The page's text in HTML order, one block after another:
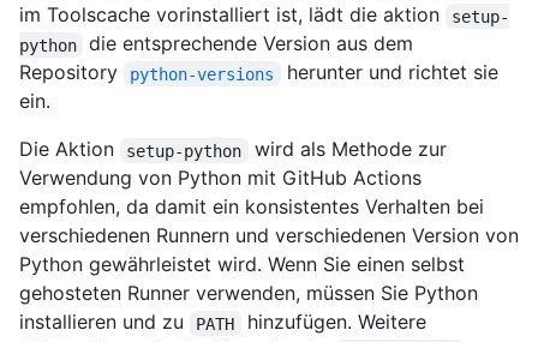
im Toolscache vorinstalliert ist, lädt die aktion
setup-
python
die entsprechende Version aus dem
Repository
python-versions
herunter und richtet sie
ein.
Die Aktion
setup-python
wird als Methode zur
Verwendung von Python mit GitHub Actions
empfohlen, da damit ein konsistentes Verhalten bei
verschiedenen Runnern und verschiedenen Version von
Python gewährleistet wird. Wenn Sie einen selbst
gehosteten Runner verwenden, müssen Sie Python
installieren und zu
PATH
hinzufügen. Weitere